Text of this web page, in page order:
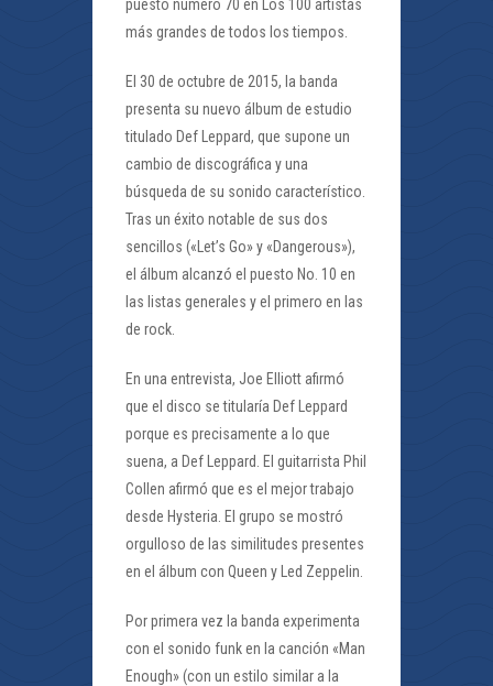
puesto número 70 en Los 100 artistas
más grandes de todos los tiempos.
El 30 de octubre de 2015, la banda
presenta su nuevo álbum de estudio
titulado Def Leppard, que supone un
cambio de discográfica y una
búsqueda de su sonido característico.
Tras un éxito notable de sus dos
sencillos («Let’s Go» y «Dangerous»),
el álbum alcanzó el puesto No. 10 en
las listas generales y el primero en las
de rock.
En una entrevista, Joe Elliott afirmó
que el disco se titularía Def Leppard
porque es precisamente a lo que
suena, a Def Leppard. El guitarrista Phil
Collen afirmó que es el mejor trabajo
desde Hysteria. El grupo se mostró
orgulloso de las similitudes presentes
en el álbum con Queen y Led Zeppelin.
Por primera vez la banda experimenta
con el sonido funk en la canción «Man
Enough» (con un estilo similar a la